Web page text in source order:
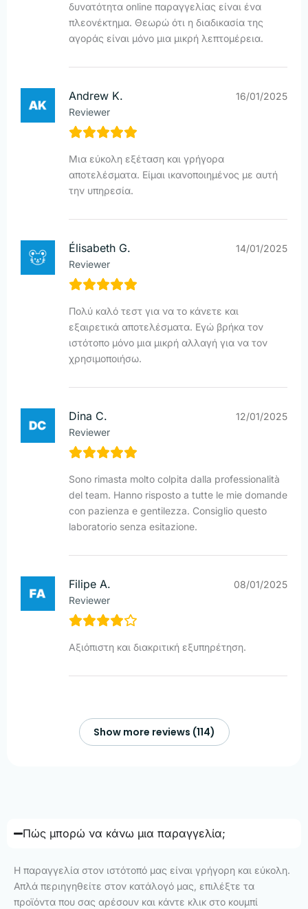
δυνατότητα online παραγγελίας είναι ένα
πλεονέκτημα. Θεωρώ ότι η διαδικασία της
αγοράς είναι μόνο μια μικρή λεπτομέρεια.
Andrew K.
Reviewer
16/01/2025
Μια εύκολη εξέταση και γρήγορα
αποτελέσματα. Είμαι ικανοποιημένος με αυτή
την υπηρεσία.
Élisabeth G.
Reviewer
14/01/2025
Πολύ καλό τεστ για να το κάνετε και
εξαιρετικά αποτελέσματα. Εγώ βρήκα τον
ιστότοπο μόνο μια μικρή αλλαγή για να τον
χρησιμοποιήσω.
Dina C.
Reviewer
12/01/2025
Sono rimasta molto colpita dalla professionalità
del team. Hanno risposto a tutte le mie domande
con pazienza e gentilezza. Consiglio questo
laboratorio senza esitazione.
Filipe A.
Reviewer
08/01/2025
Αξιόπιστη και διακριτική εξυπηρέτηση.
Show more reviews (114)
Πώς μπορώ να κάνω μια παραγγελία;
Η παραγγελία στον ιστότοπό μας είναι γρήγορη και εύκολη.
Απλά περιηγηθείτε στον κατάλογό μας, επιλέξτε τα
προϊόντα που σας αρέσουν και κάντε κλικ στο κουμπί